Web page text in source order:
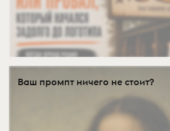
Ваш промпт ничего не стоит?